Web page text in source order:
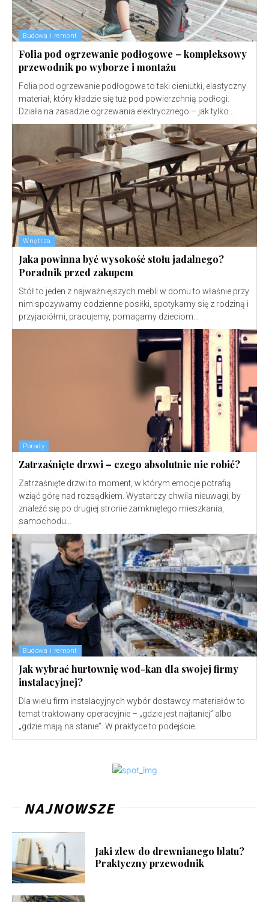
Budowa i remont
Folia pod ogrzewanie podłogowe – kompleksowy
przewodnik po wyborze i montażu
Folia pod ogrzewanie podłogowe to taki cieniutki, elastyczny
materiał, który kładzie się tuż pod powierzchnią podłogi.
Działa na zasadzie ogrzewania elektrycznego – jak tylko...
Wnętrza
Jaka powinna być wysokość stołu jadalnego?
Poradnik przed zakupem
Stół to jeden z najważniejszych mebli w domu to właśnie przy
nim spożywamy codzienne posiłki, spotykamy się z rodziną i
przyjaciółmi, pracujemy, pomagamy dzieciom...
Porady
Zatrzaśnięte drzwi – czego absolutnie nie robić?
Zatrzaśnięte drzwi to moment, w którym emocje potrafią
wziąć górę nad rozsądkiem. Wystarczy chwila nieuwagi, by
znaleźć się po drugiej stronie zamkniętego mieszkania,
samochodu...
Budowa i remont
Jak wybrać hurtownię wod-kan dla swojej firmy
instalacyjnej?
Dla wielu firm instalacyjnych wybór dostawcy materiałów to
temat traktowany operacyjnie – „gdzie jest najtaniej” albo
„gdzie mają na stanie”. W praktyce to podejście...
NAJNOWSZE
Jaki zlew do drewnianego blatu?
Praktyczny przewodnik